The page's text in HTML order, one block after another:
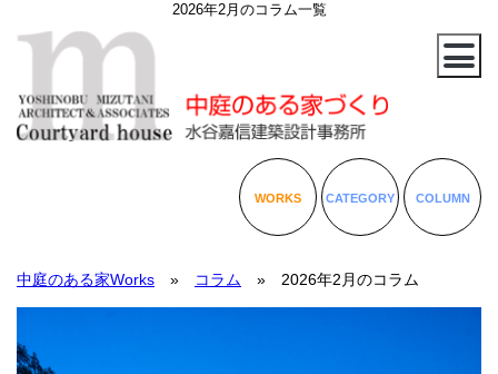
2026年2月のコラム一覧
WORKS CATEGORY COLUMN
中庭のある家Works » コラム » 2026年2月のコラム